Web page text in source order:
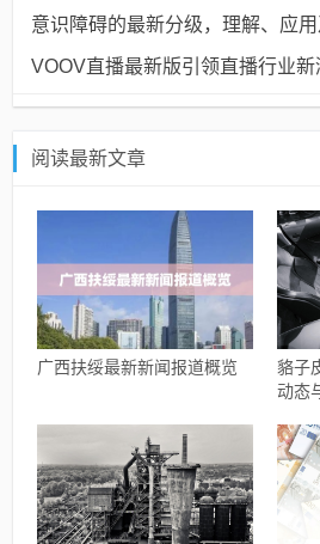
意识障碍的最新分级，理解、应
VOOV直播最新版引领直播行业新
阅读最新文章
广西扶绥最新新闻报道概览
貉子
动态